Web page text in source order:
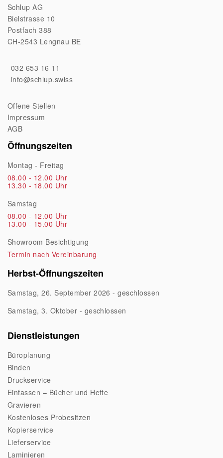
Schlup AG
Bielstrasse 10
Postfach 388
CH-2543 Lengnau BE
032 653 16 11
info@schlup.swiss
Offene Stellen
Impressum
AGB
Öffnungszeiten
Montag - Freitag
08.00 - 12.00 Uhr
13.30 - 18.00 Uhr
Samstag
08.00 - 12.00 Uhr
13.00 - 15.00 Uhr
Showroom Besichtigung
Termin nach Vereinbarung
Herbst-Öffnungszeiten
Samstag, 26. September 2026 - geschlossen
Samstag, 3. Oktober - geschlossen
Dienstleistungen
Büroplanung
Binden
Druckservice
Einfassen – Bücher und Hefte
Gravieren
Kostenloses Probesitzen
Kopierservice
Lieferservice
Laminieren